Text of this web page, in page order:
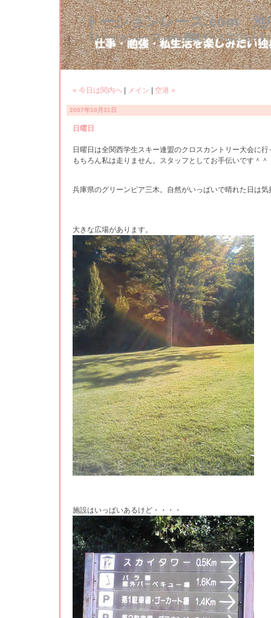
トーションレース.com 池
【トーションレース.com 通販サイトはこちら】
« 今日は関内へ メイン 空港 »
2007年10月31日
日曜日
日曜日は全関西学生スキー連盟のクロスカントリー大会に
もちろん私は走りません。スタッフとしてお手伝いです＾＾
兵庫県のグリーンピア三木。自然がいっぱいで晴れた日は気
大きな広場があります。
施設はいっぱいあるけど・・・・